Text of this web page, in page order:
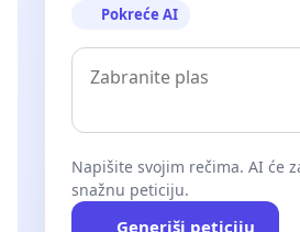
Pokreće AI
Napišite svojim rečima. AI će
snažnu peticiju.
Generiši peticiju